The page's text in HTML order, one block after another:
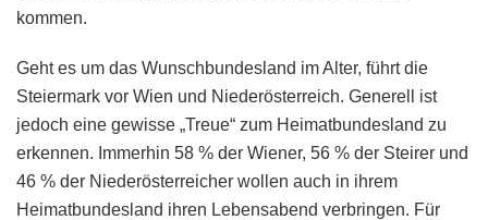
kommen.
Geht es um das Wunschbundesland im Alter, führt die
Steiermark vor Wien und Niederösterreich. Generell ist
jedoch eine gewisse „Treue“ zum Heimatbundesland zu
erkennen. Immerhin 58 % der Wiener, 56 % der Steirer und
46 % der Niederösterreicher wollen auch in ihrem
Heimatbundesland ihren Lebensabend verbringen. Für